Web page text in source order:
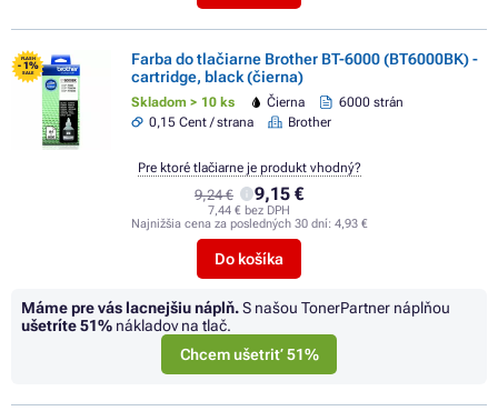
FLASH
- 1%
SALE
Farba do tlačiarne Brother BT-6000 (BT6000BK) -
cartridge, black (čierna)
Skladom > 10 ks Čierna
6000 strán
0,15 Cent / strana
Brother
9,24 € 9,15 €
7,44 € bez DPH
Najnižšia cena za posledných 30 dní: 4,93 €
Do košíka
Pre ktoré tlačiarne je produkt vhodný?
Máme pre vás lacnejšiu náplň.S našou TonerPartner náplňou
ušetríte51% nákladov na tlač.
Chcem ušetriť 51%